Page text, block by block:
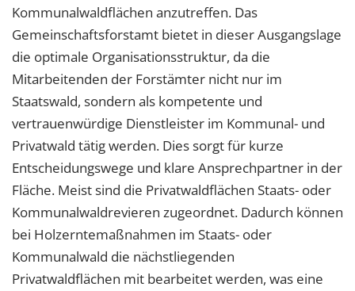
Kommunalwaldflächen anzutreffen. Das
Gemeinschaftsforstamt bietet in dieser Ausgangslage
die optimale Organisationsstruktur, da die
Mitarbeitenden der Forstämter nicht nur im
Staatswald, sondern als kompetente und
vertrauenwürdige Dienstleister im Kommunal- und
Privatwald tätig werden. Dies sorgt für kurze
Entscheidungswege und klare Ansprechpartner in der
Fläche. Meist sind die Privatwaldflächen Staats- oder
Kommunalwaldrevieren zugeordnet. Dadurch können
bei Holzerntemaßnahmen im Staats- oder
Kommunalwald die nächstliegenden
Privatwaldflächen mit bearbeitet werden, was eine